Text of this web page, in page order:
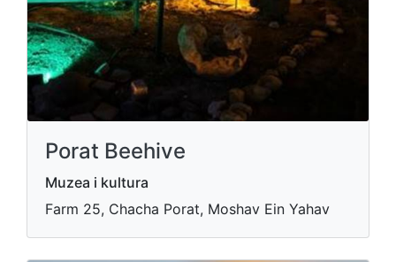
Porat Beehive
Muzea i kultura
Farm 25, Chacha Porat, Moshav Ein Yahav